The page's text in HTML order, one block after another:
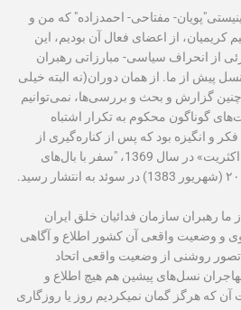
مفتاحی- احمدزاده" که من و
کریمیان، از اعضای فعال آن بودیم، این
از انحراف سیاسی- مبارزاتی رهبران
پیش از ما. از همان دوران(نه البته خیلی
بدون چنین گزارش و بحث و بررسی‌ها، نمی‌توانیم
گوناگون محکوم به تکرار اشتباه
پیشکسوتان خود هستیم. با این فکر و انگیزه‫ بود که پس از کناره‫‌گیری از
فعالیت تشکیلاتی از سازمان «اکثریت» در سال 1369، "سفر با بال‫‌های
رهبران سازمان فدائیان خلق ایران
و وضعیت واقعی آن کشور اطلاع و آگاهی
دقیق‫تر بگویم تصور روشنی از وضعیت واقعی اتحاد
شوروی نداشتیم. از تجربه‫‌ی مهاجران نسل‫‌های پیشین هم هیچ اطلاع و
آگاهی درستی نداشتیم. شگفت آن که هرگز گمان نمی‫کردیم روز یا روزگاری